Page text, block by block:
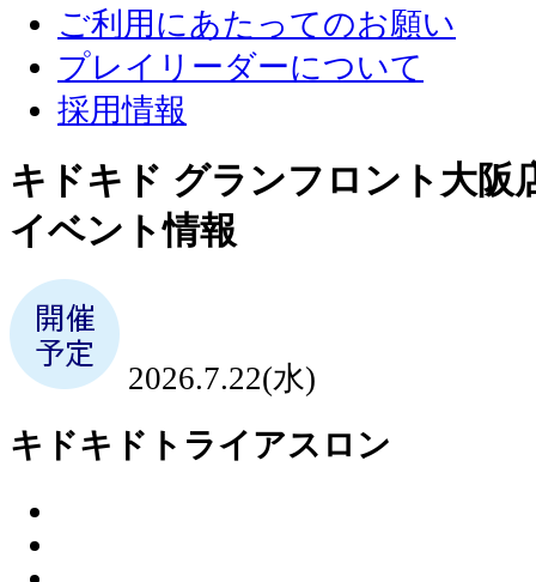
ご利用にあたってのお願い
プレイリーダーについて
採用情報
キドキド グランフロント大阪
イベント情報
2026.7.22(水)
キドキドトライアスロン